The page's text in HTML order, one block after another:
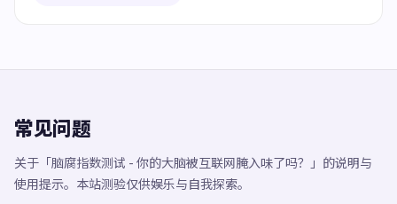
常见问题
关于「脑腐指数测试 - 你的大脑被互联网腌入味了吗？」的说明与
使用提示。本站测验仅供娱乐与自我探索。